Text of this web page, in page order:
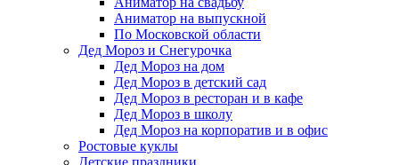
Аниматор на выпускной
По Московской области
Дед Мороз и Снегурочка
Дед Мороз на дом
Дед Мороз в детский сад
Дед Мороз в ресторан и в кафе
Дед Мороз в школу
Дед Мороз на корпоратив и в офис
Ростовые куклы
Детские праздники